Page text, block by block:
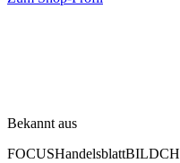
Bekannt aus
FOCUSHandelsblattBILD